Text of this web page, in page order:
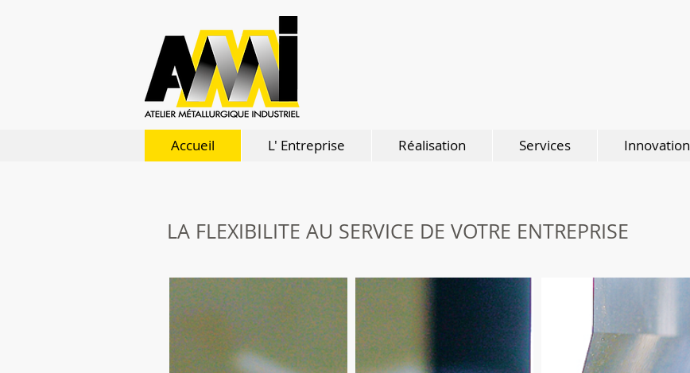
Accueil L' Entreprise Réalisation Services Innovation
LA FLEXIBILITE AU SERVICE DE VOTRE ENTREPRISE